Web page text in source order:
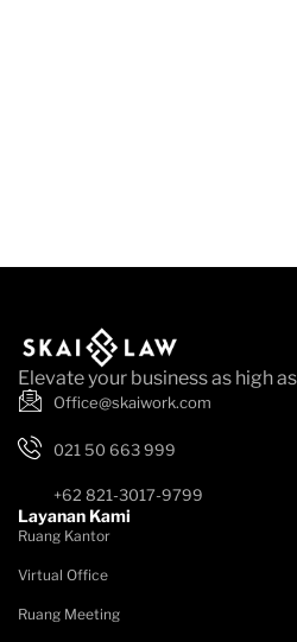
Elevate your business as high
Office@skaiwork.com
021 50 663 999
+62 821-3017-9799
Layanan Kami
Ruang Kantor
Virtual Office
Ruang Meeting